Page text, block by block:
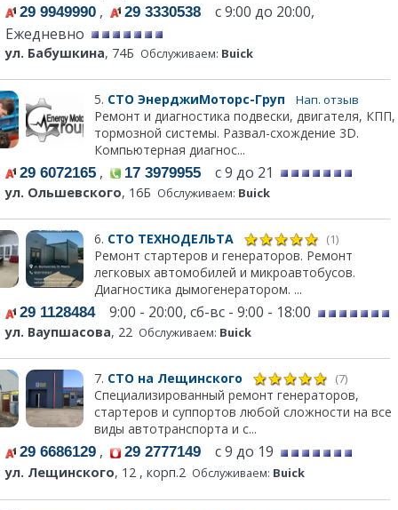
29 9949990 , 29 3330538 с 9:00 до 20:00,
Ежедневно
ул. Бабушкина, 74Б Обслуживаем: Buick
5. СТО ЭнерджиМоторс-Груп Нап. отзыв
Ремонт и диагностика подвески, двигателя, КПП,
тормозной системы. Развал-схождение 3D.
Компьютерная диагнос...
29 6072165 , 17 3979955 с 9 до 21
ул. Ольшевского, 16Б Обслуживаем: Buick
6. СТО ТЕХНОДЕЛЬТА (1)
Ремонт стартеров и генераторов. Ремонт
легковых автомобилей и микроавтобусов.
Диагностика дымогенератором. ...
29 11284849:00 - 20:00, сб-вс - 9:00 - 18:00
ул. Ваупшасова, 22 Обслуживаем: Buick
7. СТО на Лещинского (7)
Специализированный ремонт генераторов,
стартеров и суппортов любой сложности на все
виды автотранспорта и с...
29 6686129 , 29 2777149 с 9 до 19
ул. Лещинского, 12 , корп.2 Обслуживаем: Buick